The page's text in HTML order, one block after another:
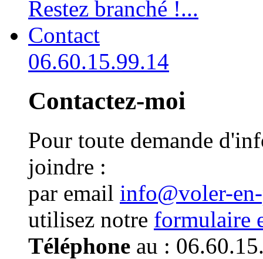
Restez branché !...
Contact
06.60.15.99.14
Contactez-moi
Pour toute demande
joindre :
par email info@voler-
utilisez notre formulaire
Téléphone au :